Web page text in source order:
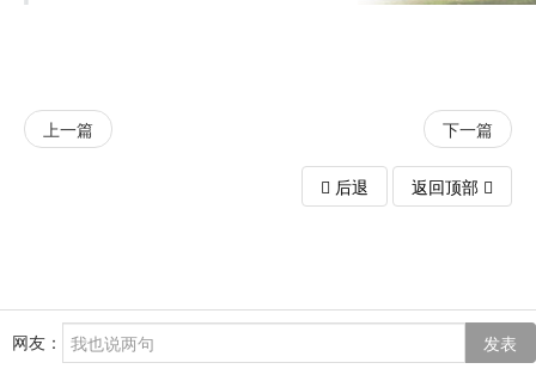
上一篇 下一篇
后退 返回顶部
网友： 发表